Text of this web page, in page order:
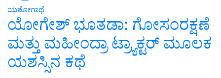
ಯಶೋಗಾಥೆ
ಯೋಗೇಶ್ ಭೂತಡಾ: ಗೋಸಂರಕ್ಷಣೆ
ಮತ್ತು ಮಹೀಂದ್ರಾ ಟ್ರ್ಯಾಕ್ಟರ್ ಮೂಲಕ
ಯಶಸ್ಸಿನ ಕಥೆ